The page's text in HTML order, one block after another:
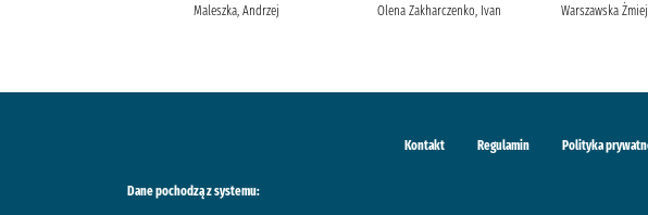
Maleszka, Andrzej
Olena Zakharczenko, Ivan
Warszawska
Kontakt Regulamin Polityka
Dane pochodzą z systemu: